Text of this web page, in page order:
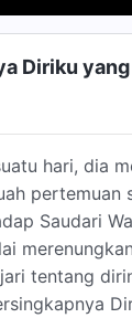
Diriku
hari, dia
Saudari
tentang